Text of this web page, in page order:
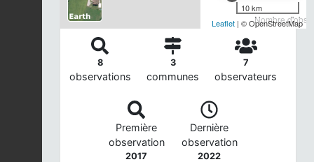
Nombre
10 km
Leaflet | © OpenStreetMap
8
observations
3
communes
7
observateurs
Première
observation
2017
Dernière
observation
2022